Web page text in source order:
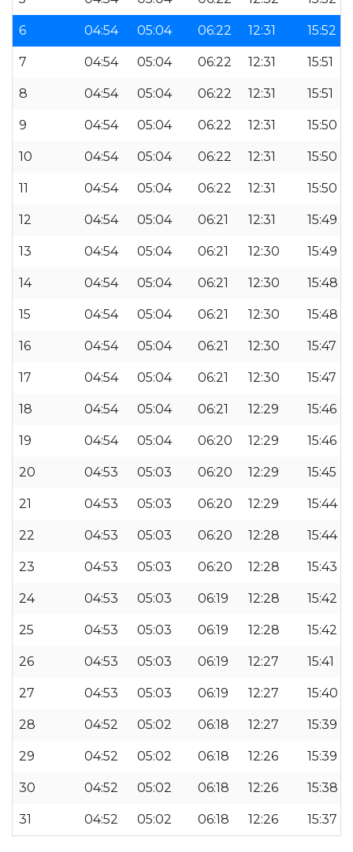
6 04:54 05:04 06:22 12:31 15:52
7 04:54 05:04 06:22 12:31 15:51
8 04:54 05:04 06:22 12:31 15:51
9 04:54 05:04 06:22 12:31 15:50
10 04:54 05:04 06:22 12:31 15:50
11 04:54 05:04 06:22 12:31 15:50
12 04:54 05:04 06:21 12:31 15:49
13 04:54 05:04 06:21 12:30 15:49
14 04:54 05:04 06:21 12:30 15:48
15 04:54 05:04 06:21 12:30 15:48
16 04:54 05:04 06:21 12:30 15:47
17 04:54 05:04 06:21 12:30 15:47
18 04:54 05:04 06:21 12:29 15:46
19 04:54 05:04 06:20 12:29 15:46
20 04:53 05:03 06:20 12:29 15:45
21 04:53 05:03 06:20 12:29 15:44
22 04:53 05:03 06:20 12:28 15:44
23 04:53 05:03 06:20 12:28 15:43
24 04:53 05:03 06:19 12:28 15:42
25 04:53 05:03 06:19 12:28 15:42
26 04:53 05:03 06:19 12:27 15:41
27 04:53 05:03 06:19 12:27 15:40
28 04:52 05:02 06:18 12:27 15:39
29 04:52 05:02 06:18 12:26 15:39
30 04:52 05:02 06:18 12:26 15:38
31 04:52 05:02 06:18 12:26 15:37